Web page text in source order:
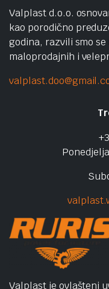
Valplast d.o.o.
kao porodično
godina, razvili smo
maloprodajnih i
Valplast je ovlašteni